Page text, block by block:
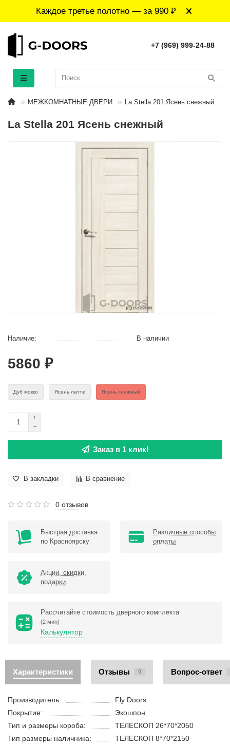
Каждое третье полотно — за 990 ₽
+7 (969) 999-24-88
МЕЖКОМНАТНЫЕ ДВЕРИ La Stella 201 Ясень снежный
La Stella 201 Ясень снежный
Наличие: В наличии
5860 ₽
Дуб мокко Ясень латте Ясень снежный
Заказ в 1 клик!
В закладки В сравнение
0 отзывов
Быстрая доставка
по Красноярску
Различные способы
оплаты
Акции, скидки,
подарки
Рассчитайте стоимость дверного комплекта
(2 мин)
Калькулятор
Характеристики Отзывы 0 Вопрос-ответ
Производитель:
Fly Doors
Покрытие:
Экошпон
Тип и размеры короба:
ТЕЛЕСКОП 26*70*2050
Тип размеры наличника:
ТЕЛЕСКОП 8*70*2150